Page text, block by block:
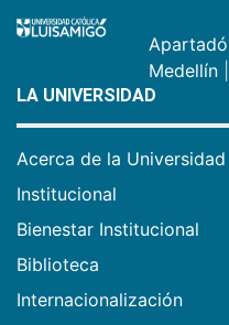
Apartadó
Medellín
LA UNIVERSIDAD
Acerca de la Universidad
Institucional
Bienestar Institucional
Biblioteca
Internacionalización